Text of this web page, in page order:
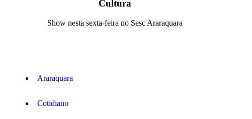
Cultura
Show nesta sexta-feira no Sesc Araraquara
Araraquara
Cotidiano